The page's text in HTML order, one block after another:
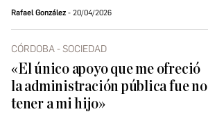
Rafael González 20/04/2026
CÓRDOBA - SOCIEDAD
«El único apoyo que me ofreció
la administración pública fue no
tener a mi hijo»